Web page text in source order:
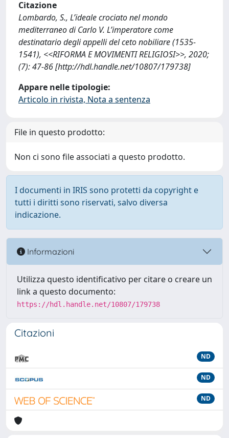
Citazione
Lombardo, S., L’ideale crociato nel mondo
mediterraneo di Carlo V. L’imperatore come
destinatario degli appelli del ceto nobiliare (1535-
1541), <<RIFORMA E MOVIMENTI RELIGIOSI>>, 2020;
(7): 47-86 [http://hdl.handle.net/10807/179738]
Appare nelle tipologie:
Articolo in rivista, Nota a sentenza
File in questo prodotto:
Non ci sono file associati a questo prodotto.
I documenti in IRIS sono protetti da copyright e
tutti i diritti sono riservati, salvo diversa
indicazione.
Informazioni
Utilizza questo identificativo per citare o creare un
link a questo documento:
https://hdl.handle.net/10807/179738
Citazioni
ND
ND
ND